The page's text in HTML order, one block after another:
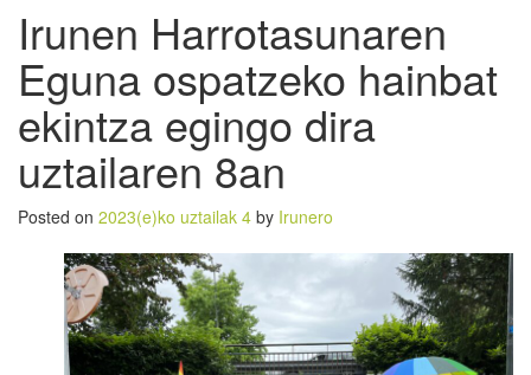
Irunen Harrotasunaren
Eguna ospatzeko hainbat
ekintza egingo dira
uztailaren 8an
Posted on 2023(e)ko uztailak 4 by Irunero